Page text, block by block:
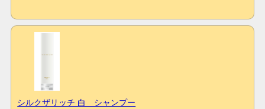
シルクザリッチ 白 シャンプー